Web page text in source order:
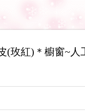
玫紅)＊櫥窗~人